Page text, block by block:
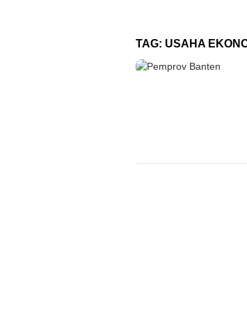
TAG: USAHA